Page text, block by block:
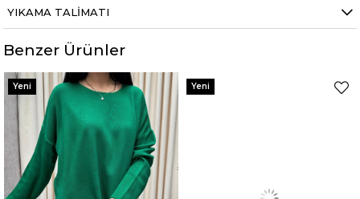
Ortam Belirtilmemiş
YIKAMA TALIMATI
Benzer Ürünler
Yeni Yeni